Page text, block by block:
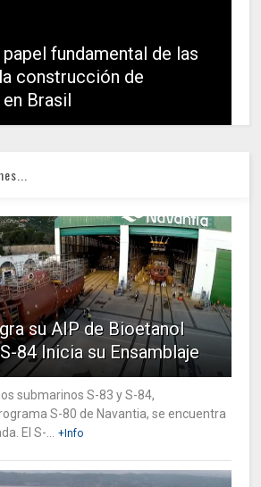
papel fundamental de las
construcción de
Brasil
su AIP de Bioetanol
84 Inicia su Ensamblaje
submarinos S-83 y S-84,
S-80 de Navantia, se encuentra
El S-...
+Info